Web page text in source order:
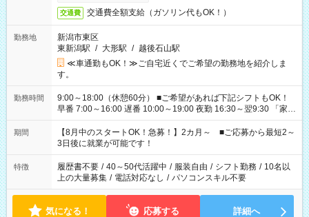
交通費 交通費全額支給（ガソリン代もOK！）
勤務地
新潟市東区
東新潟駅 / 大形駅 / 越後石山駅
≪車通勤もOK！≫ご自宅近くでご希望の勤務地を紹介しま
す。
勤務時間
9:00～18:00（休憩60分） ■ご希望があれば下記シフトもOK！
早番 7:00～16:00 遅番 10:00～19:00 夜勤 16:30～翌9:30 「家族
と休みを合わせたい」 「余裕を持って夕飯の準備がしたい」
「できれば残業はしたくない」 など、ご希望を教えてください
ね。 ※Wワーク希望の方へ 今ご覧のお仕事で希望する勤務時間
と、もう1つのお仕事の勤務時間。 合計で週40時間を超える場
合は応募できません。
期間
【8月中のスタートOK！急募！】2カ月～ ■ご応募から最短2～
3日後に就業が可能です！
特徴 履歴書不要 / 40～50代活躍中 / 服装自由 / シフト勤務 / 10名以
上の大量募集 / 電話対応なし / パソコンスキル不要
気になる！ 応募する 詳細へ